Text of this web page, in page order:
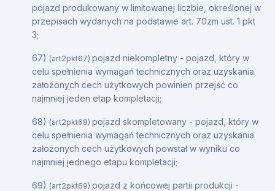
pojazd produkowany w limitowanej liczbie, określonej w
przepisach wydanych na podstawie art. 70zm ust. 1 pkt
3;
67) (art2pkt67) pojazd niekompletny - pojazd, który w
celu spełnienia wymagań technicznych oraz uzyskania
założonych cech użytkowych powinien przejść co
najmniej jeden etap kompletacji;
68) (art2pkt68) pojazd skompletowany - pojazd, który w
celu spełnienia wymagań technicznych oraz uzyskania
założonych cech użytkowych powstał w wyniku co
najmniej jednego etapu kompletacji;
69) (art2pkt69) pojazd z końcowej partii produkcji -